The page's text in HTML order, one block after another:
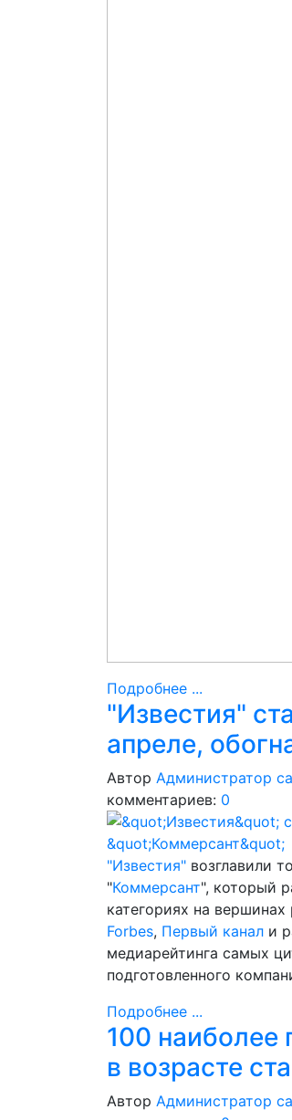
Подробнее ...
"Известия"
апреле,
Автор Администратор
комментариев: 0
"Известия" возглавили
"Коммерсант", который
категориях на
Forbes, Первый канал и
медиарейтинга самых
подготовленного
Подробнее ...
100 наиболее
в возрасте
Автор Администратор